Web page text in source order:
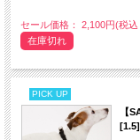
セール価格： 2,100円(税込
在庫切れ
PICK UP
【